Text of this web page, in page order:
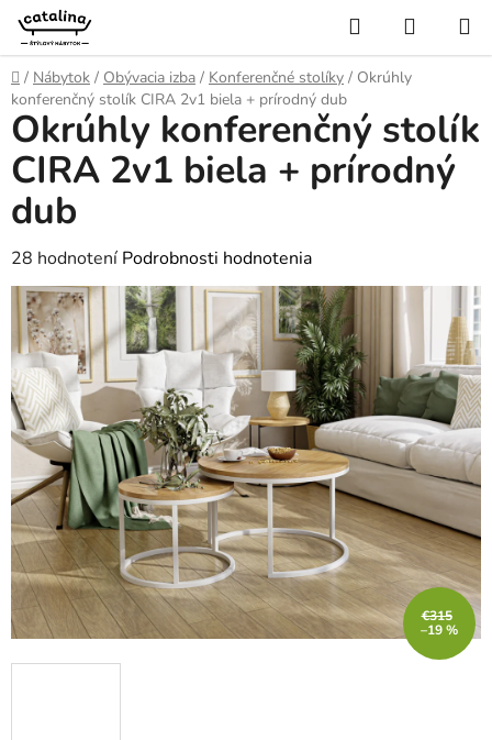
Prejsť
obsah
Hľadať
KOŠÍK
Domov
/ Nábytok / Obývacia izba / Konferenčné stolíky / Okrúhly
konferenčný stolík CIRA 2v1 biela + prírodný dub
Okrúhly konferenčný stolík
CIRA 2v1 biela + prírodný
dub
Priemerné
hodnotenie
produktu
je
4,5
z
5
hviezdičiek.
28 hodnotení Podrobnosti hodnotenia
€315
–19 %